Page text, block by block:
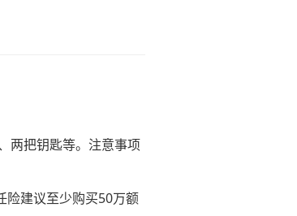
两把钥匙等。注意事项
险建议至少购买50万额